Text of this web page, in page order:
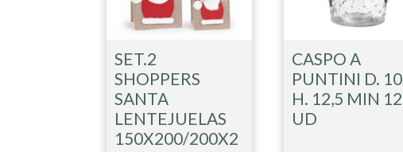
SET.2
SHOPPERS
SANTA
LENTEJUELAS
150X200/200X2
CASPO A
PUNTINI D. 10
H. 12,5 MIN 12
UD